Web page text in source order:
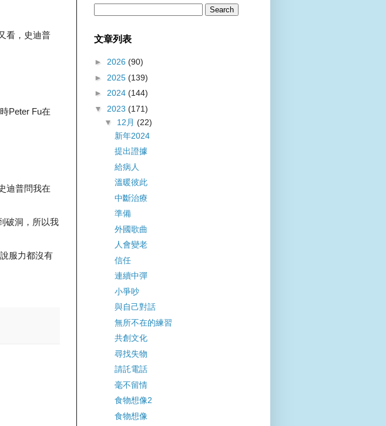
看，史迪普
Peter Fu在
迪普問我在
破洞，所以我
服力都沒有
文章列表
► 2026 (90)
► 2025 (139)
► 2024 (144)
▼ 2023 (171)
▼ 12月 (22)
新年2024
提出證據
給病人
溫暖彼此
中斷治療
準備
外國歌曲
人會變老
信任
連續中彈
小爭吵
與自己對話
無所不在的練習
共創文化
尋找失物
請託電話
毫不留情
食物想像2
食物想像